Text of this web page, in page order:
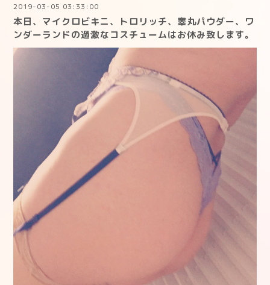
2019-03-05 03:33:00
本日、マイクロビキニ、トロリッチ、睾丸パウダー、ワ
ンダーランドの過激なコスチュームはお休み致します。